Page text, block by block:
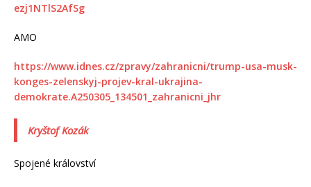
ezj1NTlS2AfSg
AMO
https://www.idnes.cz/zpravy/zahranicni/trump-usa-musk-
konges-zelenskyj-projev-kral-ukrajina-
demokrate.A250305_134501_zahranicni_jhr
Kryštof Kozák
Spojené království